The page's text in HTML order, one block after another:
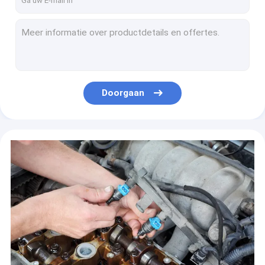
INP781 benzinebrandstofinjector 2002 Protege5 2.0L 2001 2000 Brandstofinjector 1.8L 99-00 DHL van Mazda Protege
23250-75040 van de Injecteurs 1995 1998 van Toyota Denso de Brandstofinjectorvervanging 2.4L van Toyota Tacoma van 1996
23250-66010 DENSO-Brandstofinjectorpijp 1995-1997 4.5L LX450 Lexus Fuel Injector
CDH145 van de Pijpv73 4G69 2.4L Grandis 2014 2003 van autobrandstofinjectors het Mitsubishi Outlanderbrandstofinjector
CDH166 INP770 2000 Mitsubishi-Luchtspiegelingbrandstofinjectors 1.5L Suzuki Vitara Chevy Tracker 1.6L
Doorgaan